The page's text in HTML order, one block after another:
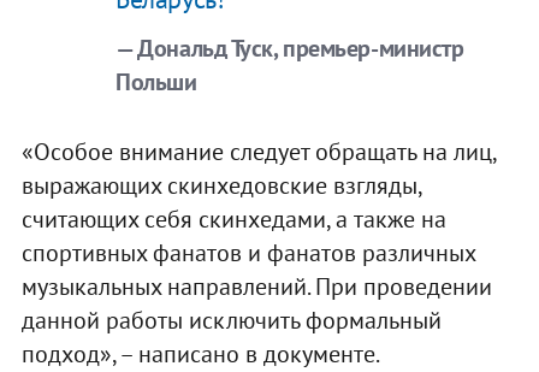
— Дональд Туск, премьер-министр
Польши
«Особое внимание следует обращать на лиц,
выражающих скинхедовские взгляды,
считающих себя скинхедами, а также на
спортивных фанатов и фанатов различных
музыкальных направлений. При проведении
данной работы исключить формальный
подход», – написано в документе.